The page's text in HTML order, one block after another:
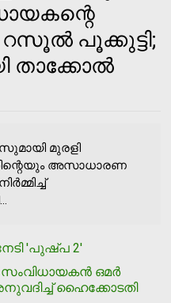
റസൂല്‍ പൂക്കുട്ടി;
താക്കോല്‍
മുരളി
അസാധാരണ
'പുഷ്പ 2'
ഒമര്‍
ഹൈക്കോടതി